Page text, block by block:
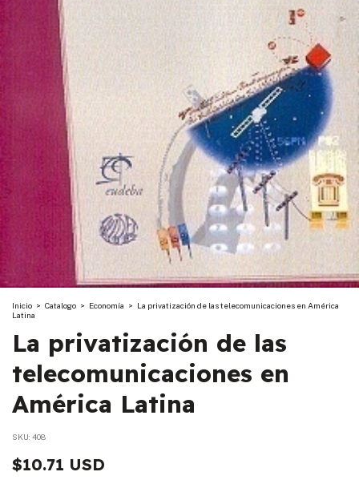
Inicio > Catalogo > Economía > La privatización de las telecomunicaciones en América
Latina
La privatización de las
telecomunicaciones en
América Latina
SKU: 408
$10.71 USD